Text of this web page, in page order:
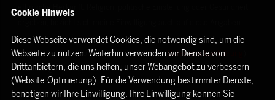
ethnische Herkunft, Religion, politische Einstellung oder Gesundheit
Die Rechte als Betroffener aus der DSGVO ( Datenschutzerklärung
habe ich gelesen und verstanden.
Cookie Hinweis
Diese Webseite verwendet Cookies, die notwendig sind, um die
Webseite zu nutzen. Weiterhin verwenden wir Dienste von
Drittanbietern, die uns helfen, unser Webangebot zu verbessern
(Website-Optmierung). Für die Verwendung bestimmter Dienste,
benötigen wir Ihre Einwilligung. Ihre Einwilligung können Sie